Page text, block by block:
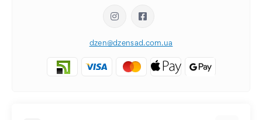
dzen@dzensad.com.ua